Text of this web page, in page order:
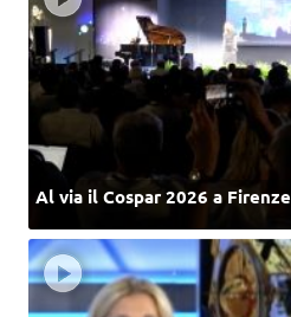
Al via il Cospar 2026 a Firenze